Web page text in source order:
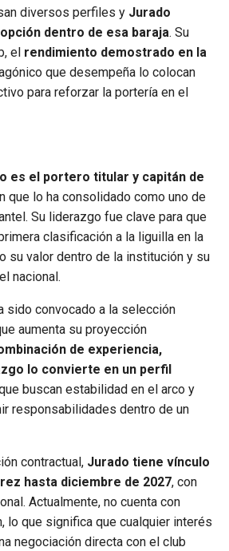
diversos perfiles y Jurado
dentro de esa baraja. Su
el rendimiento demostrado en la
que desempeña lo colocan
para reforzar la portería en el
es el portero titular y capitán de
que lo ha consolidado como uno de
Su liderazgo fue clave para que
clasificación a la liguilla en la
su valor dentro de la institución y su
nacional.
sido convocado a la selección
aumenta su proyección
de experiencia,
lo convierte en un perfil
buscan estabilidad en el arco y
responsabilidades dentro de un
contractual, Jurado tiene vínculo
hasta diciembre de 2027, con
Actualmente, no cuenta con
lo que significa que cualquier interés
negociación directa con el club